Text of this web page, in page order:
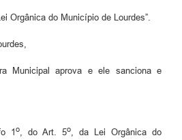
Orgânica do Município de Lourdes”.
Municipal aprova e ele sanciona e
1 o, do Art. 5o, da Lei Orgânica do